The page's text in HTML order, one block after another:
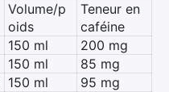
Volume/p
oids
Teneur en
caféine
150 ml
200 mg
150 ml
85 mg
150 ml
95 mg